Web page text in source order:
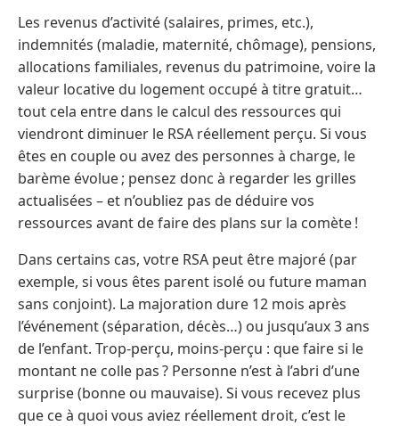
Les revenus d’activité (salaires, primes, etc.),
indemnités (maladie, maternité, chômage), pensions,
allocations familiales, revenus du patrimoine, voire la
valeur locative du logement occupé à titre gratuit…
tout cela entre dans le calcul des ressources qui
viendront diminuer le RSA réellement perçu. Si vous
êtes en couple ou avez des personnes à charge, le
barème évolue ; pensez donc à regarder les grilles
actualisées – et n’oubliez pas de déduire vos
ressources avant de faire des plans sur la comète !
Dans certains cas, votre RSA peut être majoré (par
exemple, si vous êtes parent isolé ou future maman
sans conjoint). La majoration dure 12 mois après
l’événement (séparation, décès…) ou jusqu’aux 3 ans
de l’enfant. Trop-perçu, moins-perçu : que faire si le
montant ne colle pas ? Personne n’est à l’abri d’une
surprise (bonne ou mauvaise). Si vous recevez plus
que ce à quoi vous aviez réellement droit, c’est le